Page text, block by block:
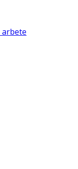
arbete